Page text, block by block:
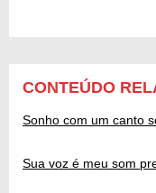
CONTEÚDO
Sonho com um canto
Sua voz é meu som